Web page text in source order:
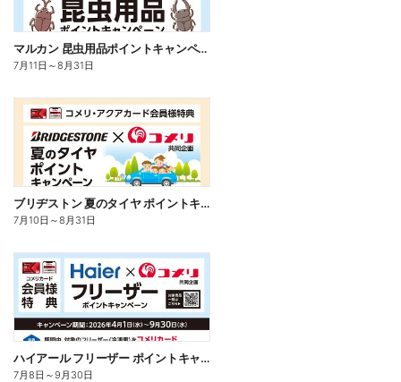
マルカン 昆虫用品ポイントキャンペーン
7月11日 ～8月31日
ブリヂストン 夏のタイヤ ポイントキャンペーン
7月10日 ～8月31日
ハイアール フリーザー ポイントキャンペーン
7月8日 ～9月30日